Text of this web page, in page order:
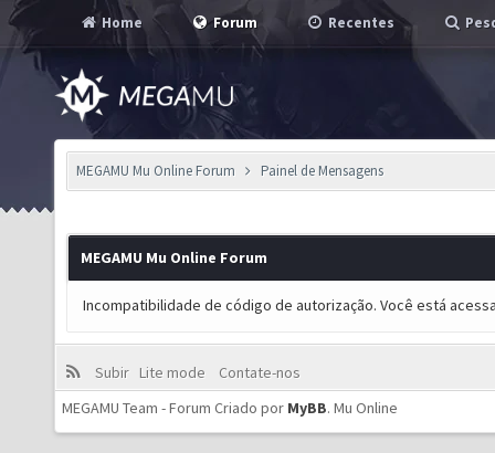
Home Forum Recentes
MEGAMU Mu Online Forum Painel de Mensagens
MEGAMU Mu Online Forum
Incompatibilidade de código de autorização. Você está
Subir Lite mode
Contate-nos
MEGAMU Team - Forum Criado por MyBB. Mu Online